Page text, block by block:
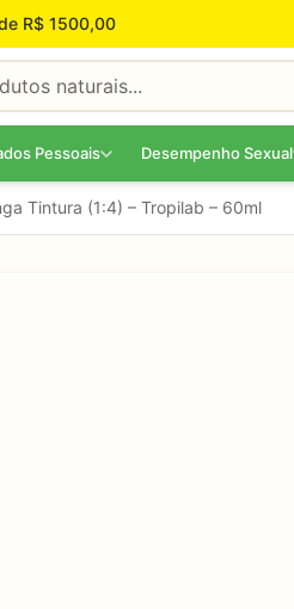
R$ 1500,00
Pessoais Desempenho Sexual
Tintura (1:4) – Tropilab – 60ml